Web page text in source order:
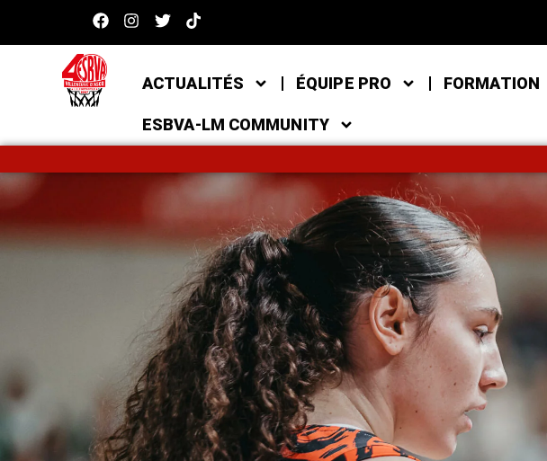
ACTUALITÉS ÉQUIPE PRO FORMATION
ESBVA-LM COMMUNITY